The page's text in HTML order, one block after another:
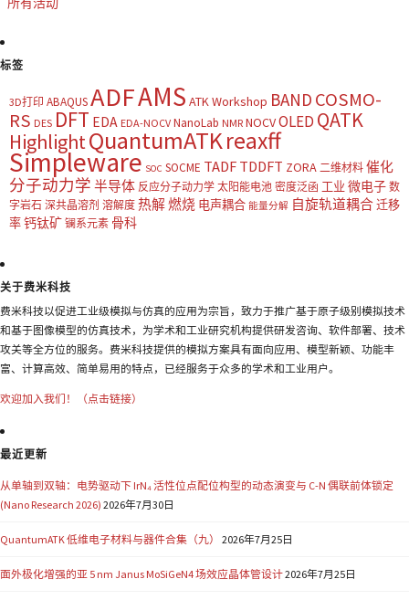
标签
3D打印 ABAQUSADFAMS ATK Workshop BAND COSMO-
RS DES DFT EDA EDA-NOCV NanoLab NMR NOCVOLED QATK
HighlightQuantumATKreaxff
Simpleware SOC SOCME TADF TDDFT ZORA 二维材料 催化
分子动力学 半导体 反应分子动力学 太阳能电池 密度泛函 工业 微电子 数
字岩石 深共晶溶剂 溶解度 热解燃烧 电声耦合 能量分解 自旋轨道耦合迁移
率钙钛矿 镧系元素 骨科
关于费米科技
费米科技以促进工业级模拟与仿真的应用为宗旨，致力于推广基于原子级别模拟技术
和基于图像模型的仿真技术，为学术和工业研究机构提供研发咨询、软件部署、技术
攻关等全方位的服务。费米科技提供的模拟方案具有面向应用、模型新颖、功能丰
富、计算高效、简单易用的特点，已经服务于众多的学术和工业用户。
欢迎加入我们！（点击链接）
最近更新
从单轴到双轴：电势驱动下 IrN₄ 活性位点配位构型的动态演变与 C-N 偶联前体锁定
(Nano Research 2026) 2026年7月30日
QuantumATK 低维电子材料与器件合集（九） 2026年7月25日
面外极化增强的亚 5 nm Janus MoSiGeN4 场效应晶体管设计2026年7月25日